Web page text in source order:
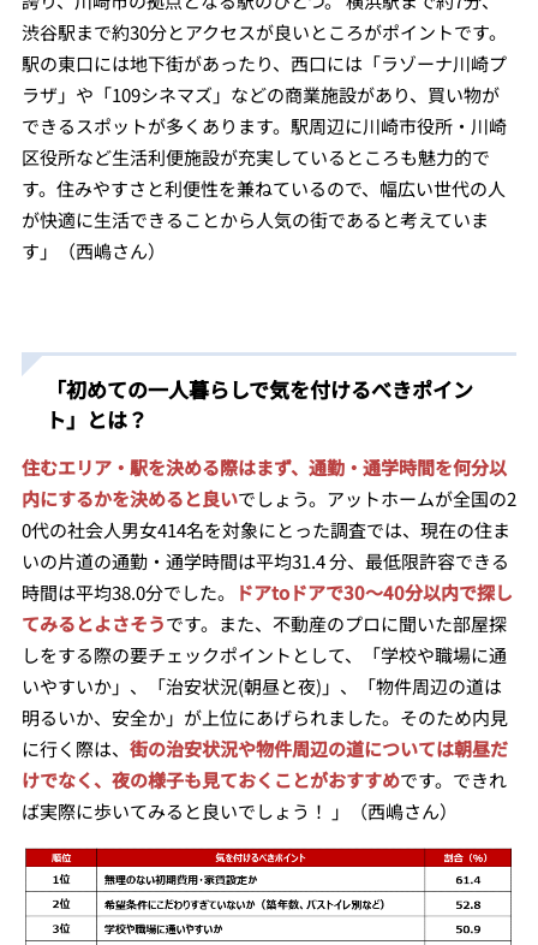
渋谷駅まで約30分とアクセスが良いところがポイントです。
駅の東口には地下街があったり、西口には「ラゾーナ川崎プ
ラザ」や「109シネマズ」などの商業施設があり、買い物が
できるスポットが多くあります。駅周辺に川崎市役所・川崎
区役所など生活利便施設が充実しているところも魅力的で
す。住みやすさと利便性を兼ねているので、幅広い世代の人
が快適に生活できることから人気の街であると考えていま
す」（西嶋さん）
「初めての一人暮らしで気を付けるべきポイン
ト」とは？
住むエリア・駅を決める際はまず、通勤・通学時間を何分以
内にするかを決めると良いでしょう。 アットホームが全国の2
0代の社会人男女414名を対象にとった調査では、現在の住ま
いの片道の通勤・通学時間は平均31.4 分、最低限許容できる
時間は平均38.0分でした。
ドアtoドアで30～40分以内で探し
てみるとよさそうです。また、不動産のプロに聞いた部屋探
しをする際の要チェックポイントとして、「学校や職場に通
いやすいか」、「治安状況(朝昼と夜)」、「物件周辺の道は
明るいか、安全か」が上位にあげられました。そのため内見
に行く際は、 街の治安状況や物件周辺の道については朝昼だ
けでなく、夜の様子も見ておくことがおすすめです。できれ
ば実際に歩いてみると良いでしょう！ 」（西嶋さん）